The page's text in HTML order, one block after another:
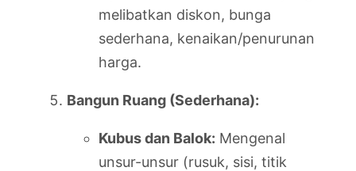
melibatkan diskon, bunga
sederhana, kenaikan/penurunan
harga.
Bangun Ruang (Sederhana):
Kubus dan Balok: Mengenal
unsur-unsur (rusuk, sisi, titik